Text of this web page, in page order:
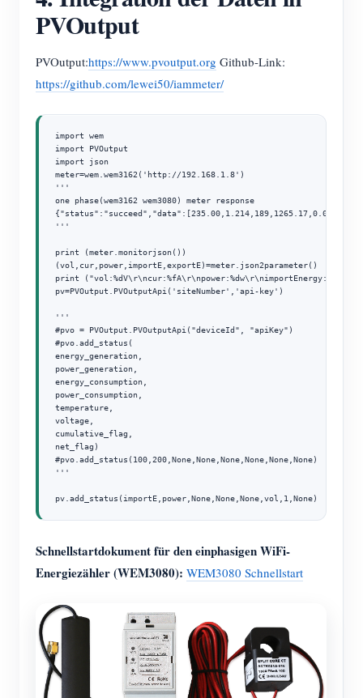
PVOutput
PVOutput:https://www.pvoutput.org Github-Link:
https://github.com/lewei50/iammeter/
import wem
import PVOutput
import json
meter=wem.wem3162('http://192.168.1.8')
'''
one phase(wem3162 wem3080) meter response
{"status":"succeed","data":[235.00,1.214,189,1265.17,0.00]}
'''
print (meter.monitorjson())
(vol,cur,power,importE,exportE)=meter.json2parameter()
print
pv=PVOutput.PVOutputApi('siteNumber','api-key')
'''
#pvo = PVOutput.PVOutputApi("deviceId", "apiKey")
#pvo.add_status(
energy_generation,
power_generation,
energy_consumption,
power_consumption,
temperature,
voltage,
cumulative_flag,
net_flag)
#pvo.add_status(100,200,None,None,None,None,None,None)
'''
Schnellstartdokument für den einphasigen WiFi-
Energiezähler (WEM3080): WEM3080 Schnellstart